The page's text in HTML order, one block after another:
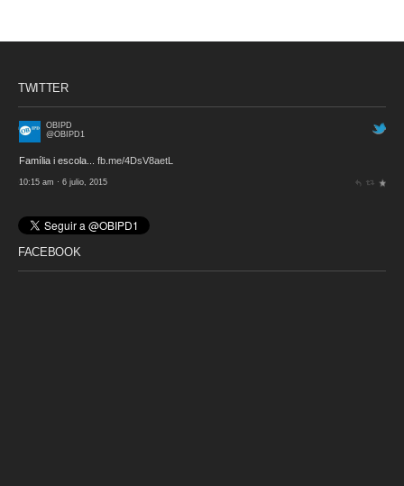
TWITTER
OBIPD
@OBIPD1
Família i escola... fb.me/4DsV8aetL
10:15 am · 6 julio, 2015
FACEBOOK